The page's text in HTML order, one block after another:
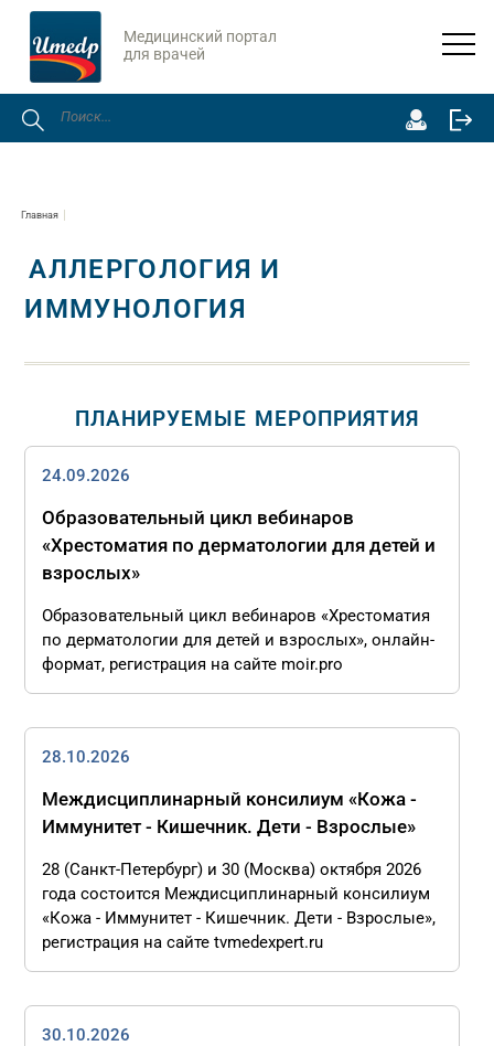
Медицинский портал
для врачей
Главная
АЛЛЕРГОЛОГИЯ И
ИММУНОЛОГИЯ
ПЛАНИРУЕМЫЕ МЕРОПРИЯТИЯ
24.09.2026
Образовательный цикл вебинаров
«Хрестоматия по дерматологии для детей и
взрослых»
Образовательный цикл вебинаров «Хрестоматия
по дерматологии для детей и взрослых», онлайн-
формат, регистрация на сайте moir.pro
28.10.2026
Междисциплинарный консилиум «Кожа -
Иммунитет - Кишечник. Дети - Взрослые»
28 (Санкт-Петербург) и 30 (Москва) октября 2026
года состоится Междисциплинарный консилиум
«Кожа - Иммунитет - Кишечник. Дети - Взрослые»,
регистрация на сайте tvmedexpert.ru
30.10.2026